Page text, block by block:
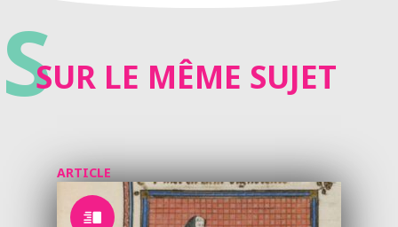
SSUR LE MÊME SUJET
ARTICLE